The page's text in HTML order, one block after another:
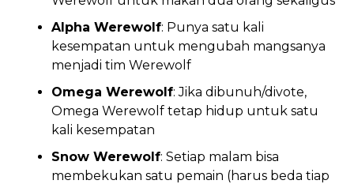
Alpha Werewolf: Punya satu kali
kesempatan untuk mengubah mangsanya
menjadi tim Werewolf
Omega Werewolf: Jika dibunuh/divote,
Omega Werewolf tetap hidup untuk satu
kali kesempatan
Snow Werewolf: Setiap malam bisa
membekukan satu pemain (harus beda tiap